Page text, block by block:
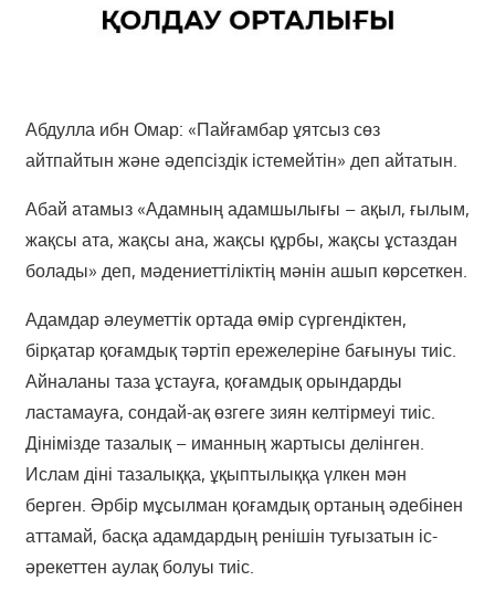
Абдулла ибн Омар: «Пайғамбар ұятсыз сөз
айтпайтын және әдепсіздік істемейтін» деп айтатын.
Абай атамыз «Адамның адамшылығы – ақыл, ғылым,
жақсы ата, жақсы ана, жақсы құрбы, жақсы ұстаздан
бола­ды» деп, мәдениеттіліктің мәнін ашып көрсеткен.
Адамдар әлеуметтік ортада өмір сүргендіктен,
бірқатар қоғамдық тәртіп ережелеріне бағынуы тиіс.
Ай­наланы таза ұстауға, қоғамдық орын­дарды
ластамауға, сондай-ақ өзгеге зиян келтірмеуі тиіс.
Дінімізде тазалық – иманның жартысы делінген.
Ислам діні тазалыққа, ұқыптылыққа үлкен мән
берген. Әрбір мұсылман қоғамдық ортаның әдебінен
аттамай, басқа адамдардың ренішін туғызатын іс-
әрекеттен аулақ болуы тиіс.